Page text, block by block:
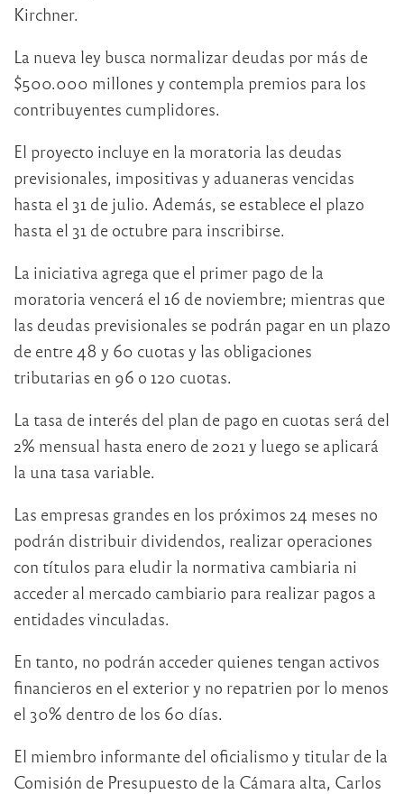
Kirchner.
La nueva ley busca normalizar deudas por más de
$500.000 millones y contempla premios para los
contribuyentes cumplidores.
El proyecto incluye en la moratoria las deudas
previsionales, impositivas y aduaneras vencidas
hasta el 31 de julio. Además, se establece el plazo
hasta el 31 de octubre para inscribirse.
La iniciativa agrega que el primer pago de la
moratoria vencerá el 16 de noviembre; mientras que
las deudas previsionales se podrán pagar en un plazo
de entre 48 y 60 cuotas y las obligaciones
tributarias en 96 o 120 cuotas.
La tasa de interés del plan de pago en cuotas será del
2% mensual hasta enero de 2021 y luego se aplicará
la una tasa variable.
Las empresas grandes en los próximos 24 meses no
podrán distribuir dividendos, realizar operaciones
con títulos para eludir la normativa cambiaria ni
acceder al mercado cambiario para realizar pagos a
entidades vinculadas.
En tanto, no podrán acceder quienes tengan activos
financieros en el exterior y no repatrien por lo menos
el 30% dentro de los 60 días.
El miembro informante del oficialismo y titular de la
Comisión de Presupuesto de la Cámara alta, Carlos